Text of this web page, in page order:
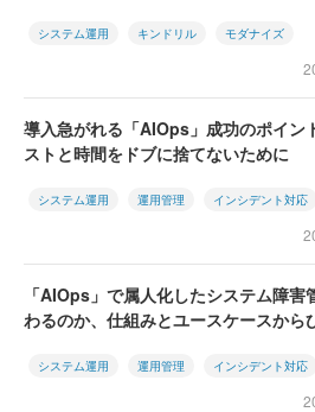
システム運用 キンドリル モダナイズ
導入急がれる「AIOps」成功のポイン
ストと時間をドブに捨てないために
システム運用 運用管理 インシデント対応
「AIOps」で属人化したシステム障害
わるのか、仕組みとユースケースから
システム運用 運用管理 インシデント対応